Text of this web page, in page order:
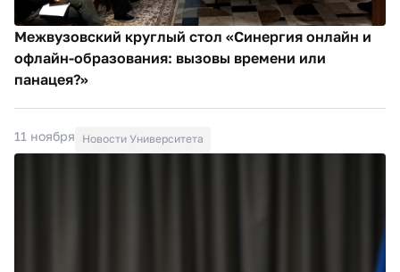
Межвузовский круглый стол «Синергия онлайн и
офлайн-образования: вызовы времени или
панацея?»
11 ноября Новости Университета